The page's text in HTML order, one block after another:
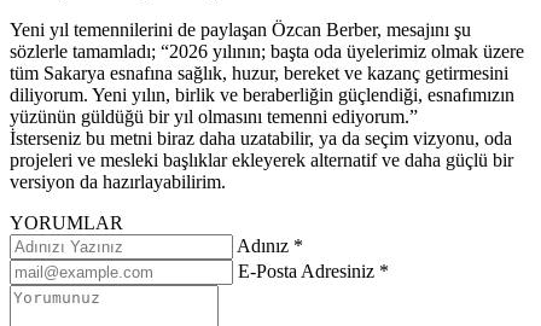
Yeni yıl temennilerini de paylaşan Özcan Berber, mesajını şu
sözlerle tamamladı; “2026 yılının; başta oda üyelerimiz olmak üzere
tüm Sakarya esnafına sağlık, huzur, bereket ve kazanç getirmesini
diliyorum. Yeni yılın, birlik ve beraberliğin güçlendiği, esnafımızın
yüzünün güldüğü bir yıl olmasını temenni ediyorum.”
İsterseniz bu metni biraz daha uzatabilir, ya da seçim vizyonu, oda
projeleri ve mesleki başlıklar ekleyerek alternatif ve daha güçlü bir
versiyon da hazırlayabilirim.
YORUMLAR
Adınız *
E-Posta Adresiniz *